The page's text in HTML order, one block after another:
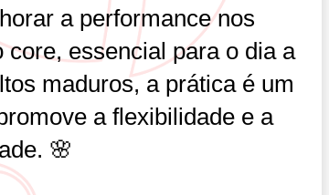
a performance nos
core, essencial para o dia a
maduros, a prática é um
a flexibilidade e a
🌸